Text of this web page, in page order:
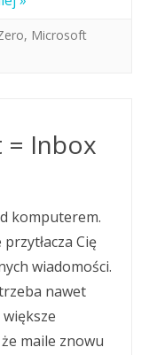
, Microsoft
= Inbox
komputerem.
Cię
wiadomości.
nawet
maile znowu